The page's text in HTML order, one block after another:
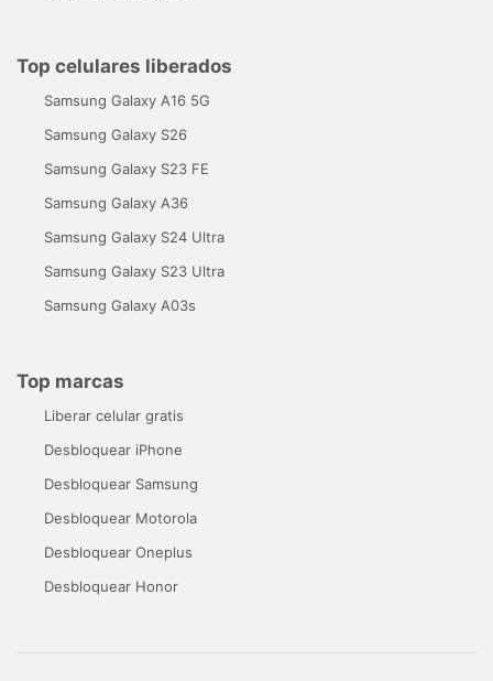
Top celulares liberados
Samsung Galaxy A16 5G
Samsung Galaxy S26
Samsung Galaxy S23 FE
Samsung Galaxy A36
Samsung Galaxy S24 Ultra
Samsung Galaxy S23 Ultra
Samsung Galaxy A03s
Top marcas
Liberar celular gratis
Desbloquear iPhone
Desbloquear Samsung
Desbloquear Motorola
Desbloquear Oneplus
Desbloquear Honor